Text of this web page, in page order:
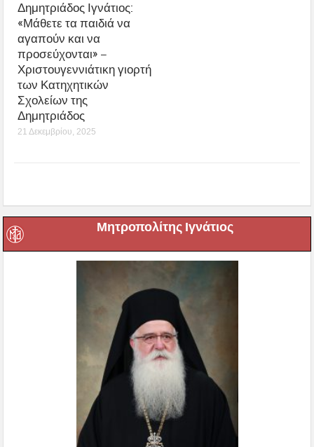
Δημητριάδος Ιγνάτιος:
«Μάθετε τα παιδιά να
αγαπούν και να
προσεύχονται» –
Χριστουγεννιάτικη γιορτή
των Κατηχητικών
Σχολείων της
Δημητριάδος
21 Δεκεμβρίου, 2025
Μητροπολίτης Ιγνάτιος